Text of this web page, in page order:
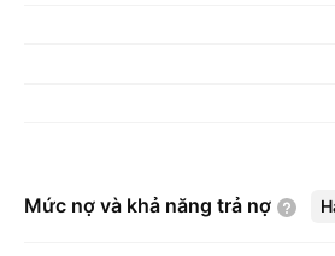
Mức nợ và khả năng trả nợ